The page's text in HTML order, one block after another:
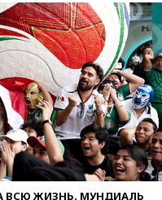
ВСЮ ЖИЗНЬ. МУНДИАЛЬ